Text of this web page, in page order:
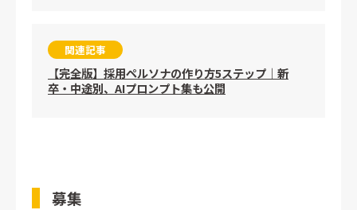
関連記事
【完全版】採用ペルソナの作り方5ステップ｜新
卒・中途別、AIプロンプト集も公開
募集